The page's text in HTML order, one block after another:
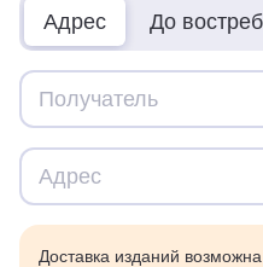
Адрес До
Доставка изданий